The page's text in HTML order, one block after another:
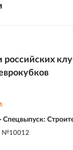
российских
- Спецвыпуск:
№10012